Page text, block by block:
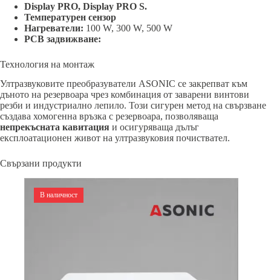
Display PRO, Display PRO S.
Температурен сензор
Нагреватели: 100 W, 300 W, 500 W
PCB задвижване:
Технология на монтаж
Ултразвуковите преобразуватели ASONIC се закрепват към
дъното на резервоара чрез комбинация от заварени винтови
резби и индустриално лепило. Този сигурен метод на свързване
създава хомогенна връзка с резервоара, позволяваща
непрекъсната кавитация и осигуряваща дълъг
експлоатационен живот на ултразвуковия почиствател.
Свързани продукти
В наличност